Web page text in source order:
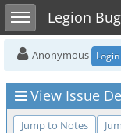
Toggle sidebarLegion
Anonymous Login
View Issue
Jump to Notes